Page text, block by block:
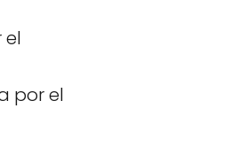
el
por el